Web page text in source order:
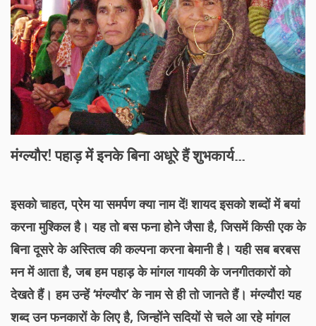
मंग्ल्यौर! पहाड़ में इनके बिना अधूरे हैं शुभकार्य…
इसको चाहत, प्रेम या समर्पण क्या नाम दें! शायद इसको शब्दों में बयां
करना मुश्किल है। यह तो बस फना होने जैसा है, जिसमें किसी एक के
बिना दूसरे के अस्तित्व की कल्पना करना बेमानी है। यही सब बरबस
मन में आता है, जब हम पहाड़ के मांगल गायकी के जनगीतकारों को
देखते हैं। हम उन्हें ‘मंग्ल्यौर’ के नाम से ही तो जानते हैं। मंग्ल्यौर! यह
शब्द उन फनकारों के लिए है, जिन्होंने सदियों से चले आ रहे मांगल